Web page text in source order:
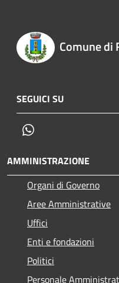
Comune di
SEGUICI SU
AMMINISTRAZIONE
Organi di Governo
Aree Amministrative
Uffici
Enti e fondazioni
Politici
Personale